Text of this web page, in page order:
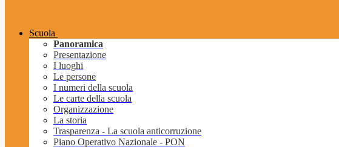
Scuola
Panoramica
Presentazione
I luoghi
Le persone
I numeri della scuola
Le carte della scuola
Organizzazione
La storia
Trasparenza - La scuola anticorruzione
Piano Operativo Nazionale - PON